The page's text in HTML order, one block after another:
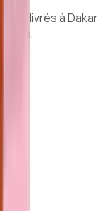
livrés à Dakar